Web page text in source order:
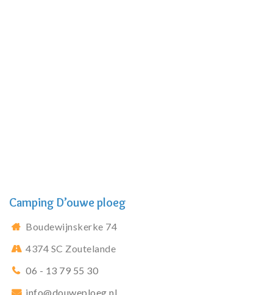
Camping D’ouwe ploeg
Boudewijnskerke 74
4374 SC Zoutelande
06 - 13 79 55 30
info@douweploeg.nl